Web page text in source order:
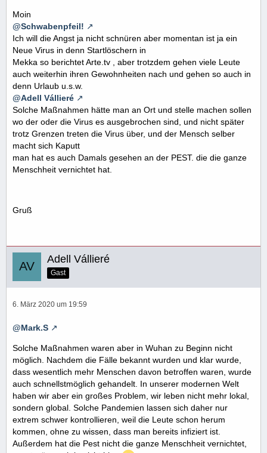
Moin
@Schwabenpfeil!
Ich will die Angst ja nicht schnüren aber momentan ist ja ein
Neue Virus in denn Startlöschern in
Mekka so berichtet Arte.tv , aber trotzdem gehen viele Leute
auch weiterhin ihren Gewohnheiten nach und gehen so auch in
denn Urlaub u.s.w.
@Adell Vállieré
Solche Maßnahmen hätte man an Ort und stelle machen sollen
wo der oder die Virus es ausgebrochen sind, und nicht später
trotz Grenzen treten die Virus über, und der Mensch selber
macht sich Kaputt
man hat es auch Damals gesehen an der PEST. die die ganze
Menschheit vernichtet hat.
Gruß
Adell Vállieré
Gast
6. März 2020 um 19:59
@Mark.S
Solche Maßnahmen waren aber in Wuhan zu Beginn nicht
möglich. Nachdem die Fälle bekannt wurden und klar wurde,
dass wesentlich mehr Menschen davon betroffen waren, wurde
auch schnellstmöglich gehandelt. In unserer modernen Welt
haben wir aber ein großes Problem, wir leben nicht mehr lokal,
sondern global. Solche Pandemien lassen sich daher nur
extrem schwer kontrollieren, weil die Leute schon herum
kommen, ohne zu wissen, dass man bereits infiziert ist.
Außerdem hat die Pest nicht die ganze Menschheit vernichtet,